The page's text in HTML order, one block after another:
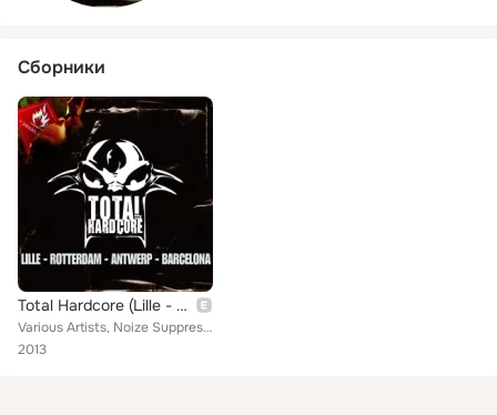
Сборники
Total Hardcore (Lille - Rotterdam - Antwerp - Barcelona)
Various Artists, Noize Suppressor, Drumhertz, Dj Youngsta, DJ Sand-E, Zundapp, French Gabber Team, Needle Destructors, Zorg, Dj ...
2013